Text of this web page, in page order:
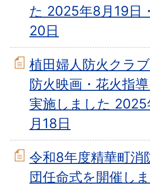
た 2025年8月19日・
20日
植田婦人防火クラ
防火映画・花火指
実施しました 2025
月18日
令和8年度精華町消
団任命式を開催し